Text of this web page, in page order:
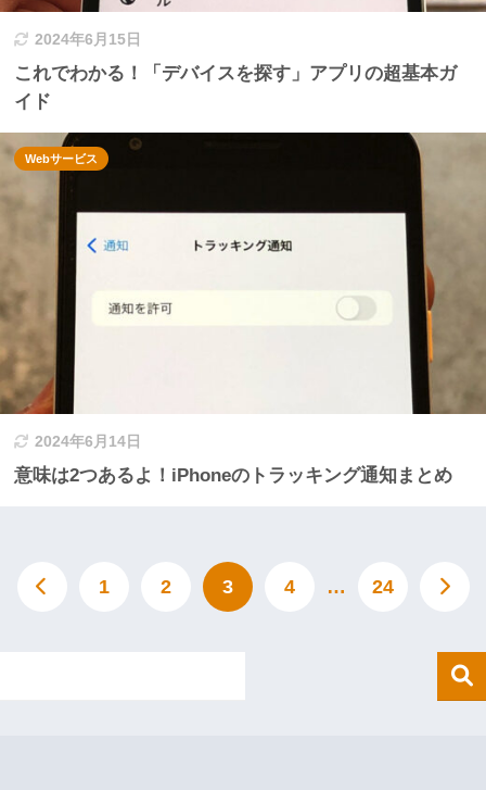
2024年6月15日
これでわかる！「デバイスを探す」アプリの超基本ガ
イド
2024年6月14日
意味は2つあるよ！iPhoneのトラッキング通知まとめ
Webサービス
1 2 3 4 … 24